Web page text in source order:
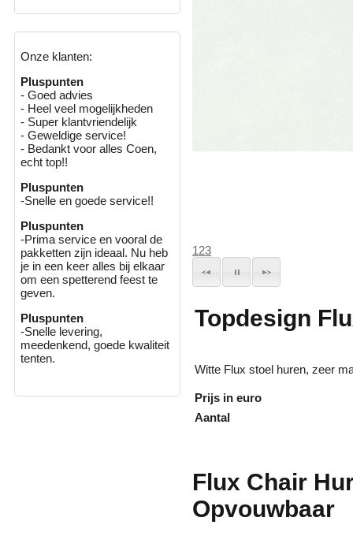
Onze klanten:
Pluspunten
- Goed advies
- Heel veel mogelijkheden
- Super klantvriendelijk
- Geweldige service!
- Bedankt voor alles Coen,
echt top!!
Pluspunten
-Snelle en goede service!!
Pluspunten
-Prima service en vooral de
pakketten zijn ideaal. Nu heb
je in een keer alles bij elkaar
om een spetterend feest te
geven.
Pluspunten
-Snelle levering,
meedenkend, goede kwaliteit
tenten.
123
Topdesign
Witte Flux stoel huren, zeer
Prijs in euro
Aantal
Flux Chair
Opvouwbaar